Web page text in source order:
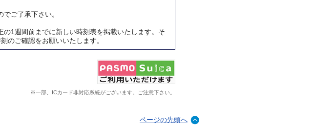
ご了承下さい。
1週間前までに新しい時刻表を掲載いたします。そ
のご確認をお願いいたします。
※一部、ICカード非対応系統がございます。ご注意下さい。
ページの先頭へ